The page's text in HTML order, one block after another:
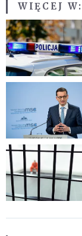
WIĘCEJ W: